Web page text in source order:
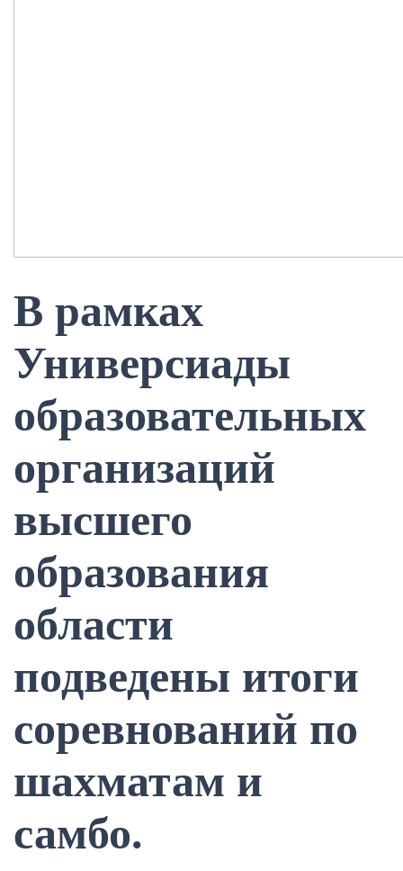
В рамках
Универсиады
образовательных
организаций
высшего
образования
области
подведены итоги
соревнований по
шахматам и
самбо.